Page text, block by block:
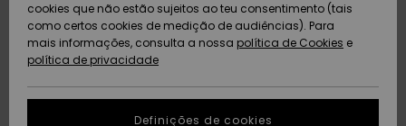
Artigos
recém-
chegados
Artigos
recém-
chegados
Community
AJUDA
Protecção de
dados
Guia de
tamanhos
SUSTAINABILITY
cookies que não estão sujeitos ao teu consentimento (tais
como certos cookies de medição de audiências). Para
mais informações, consulta a nossa política de Cookies e
política de privacidade
Definições de cookies